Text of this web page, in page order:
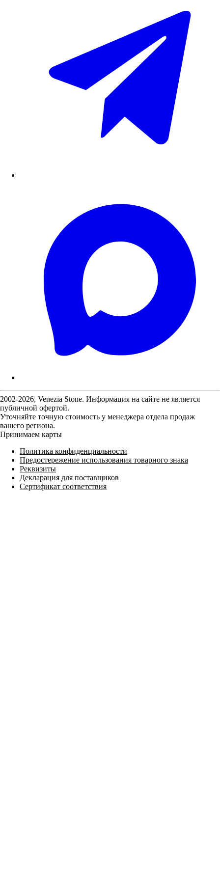
2002-2026, Venezia Stone. Информация на сайте не является
публичной офертой.
Уточняйте точную стоимость у менеджера отдела продаж
вашего региона.
Принимаем карты
Политика конфиденциальности
Предостережение использования товарного знака
Реквизиты
Декларация для поставщиков
Сертификат соответствия